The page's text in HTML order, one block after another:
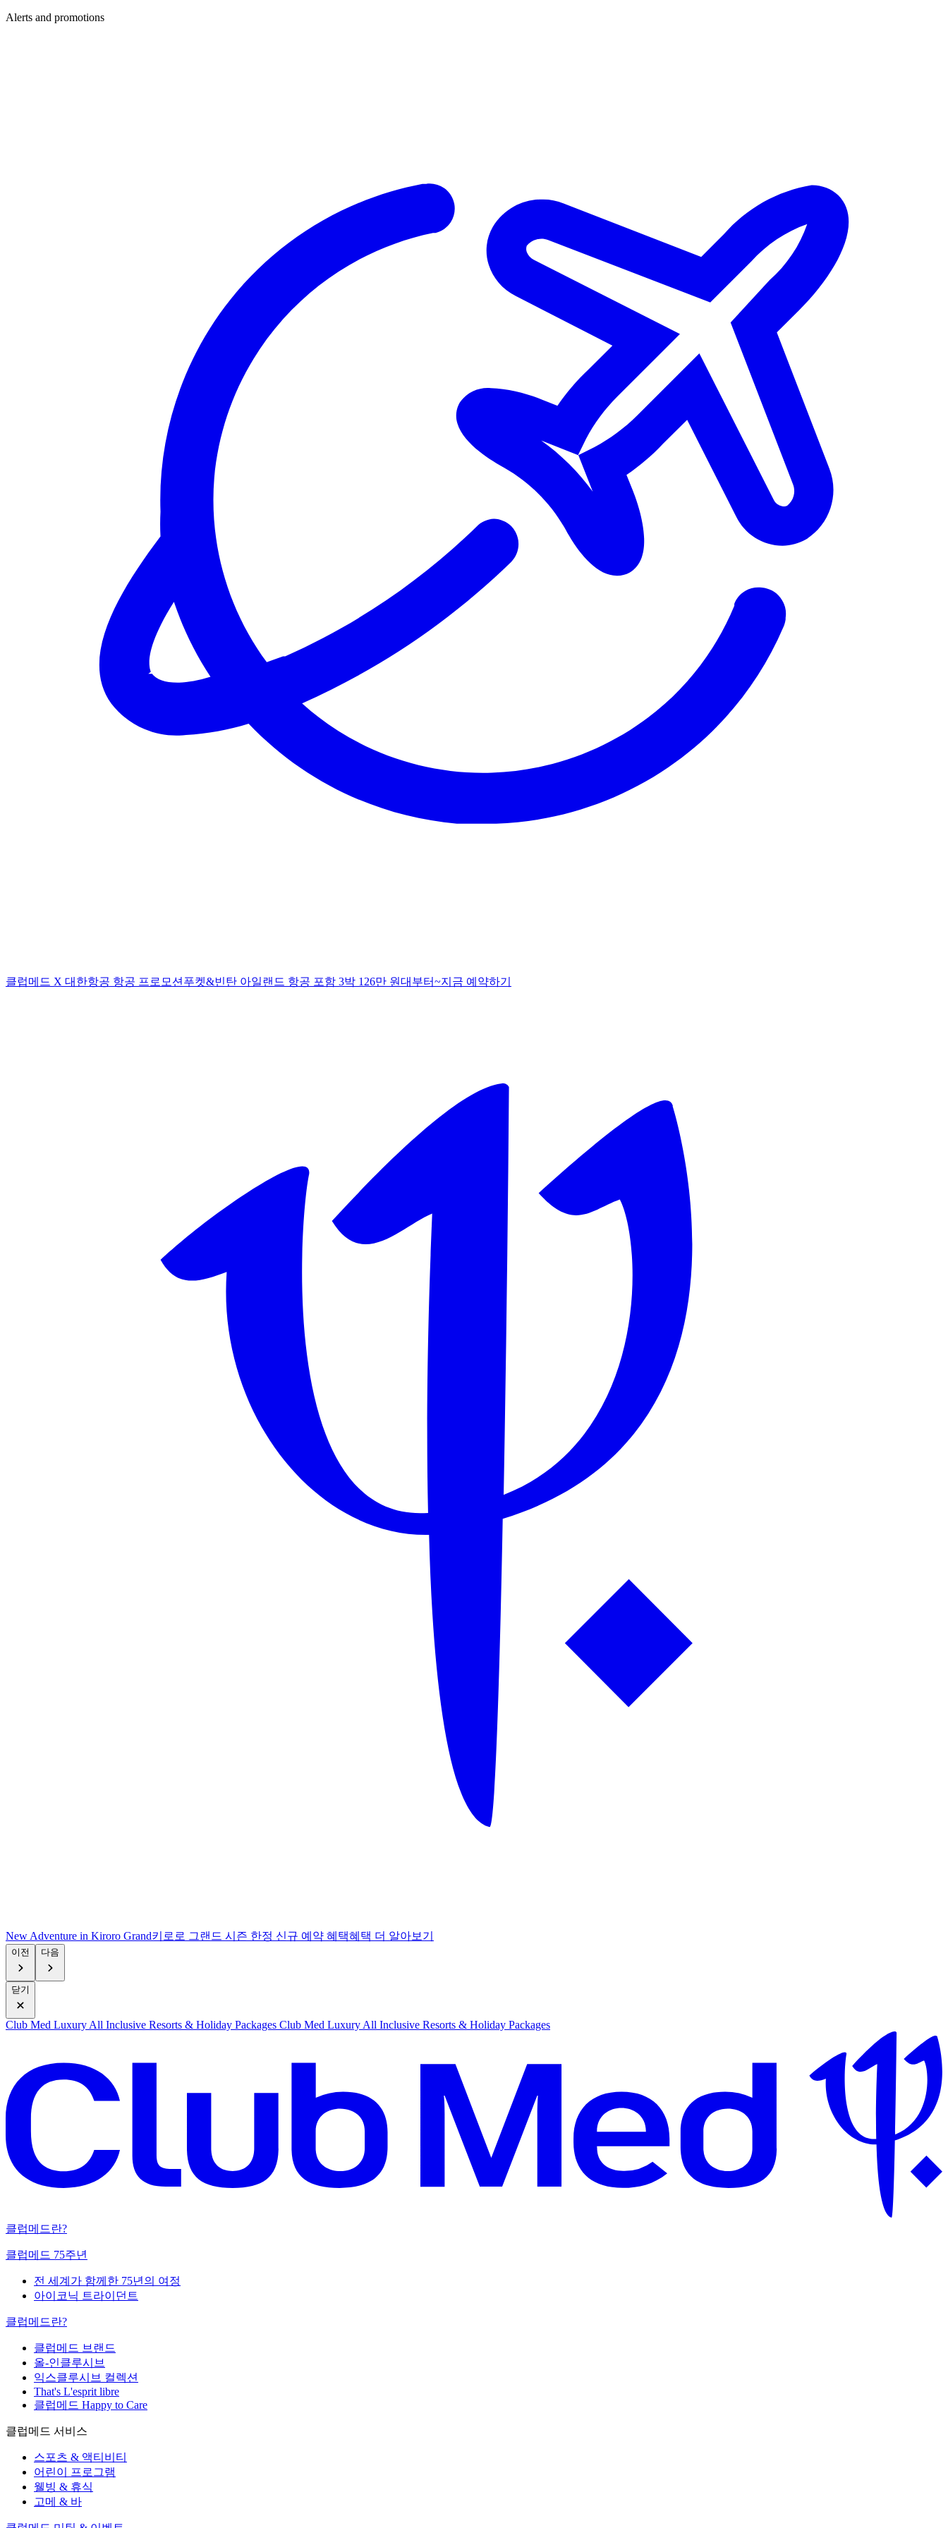
Alerts and promotions
클럽메드 X 대한항공 항공 프로모션 푸켓&빈탄 아일랜드 항공 포함 3박 126만 원대부터~지 금 예약하기
New Adventure in Kiroro Grand키로로 그랜드 시즌 한정 신규 예약 혜택혜 택 더 알아보기
이전 다음
닫기
Club Med Luxury All Inclusive Resorts & Holiday Packages Club Med Luxury All Inclusive Resorts & Holiday Packages
클럽메드란?
클럽메드 75주년
전 세계가 함께한 75년의 여정
아이코닉 트라이던트
클럽메드란?
클럽메드 브랜드
올-인클루시브
익스클루시브 컬렉션
That's L'esprit libre
클럽메드 Happy to Care
클럽메드 서비스
스포츠 & 액티비티
어린이 프로그램
웰빙 & 휴식
고메 & 바